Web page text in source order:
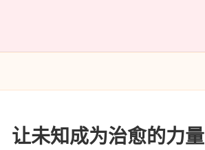
让未知成为治愈的力量